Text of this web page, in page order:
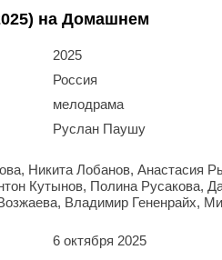
на Домашнем
2025
Россия
мелодрама
Руслан Паушу
Никита Лобанов, Анастасия
Кутынов, Полина Русакова,
Владимир Гененрайх,
6 октября 2025